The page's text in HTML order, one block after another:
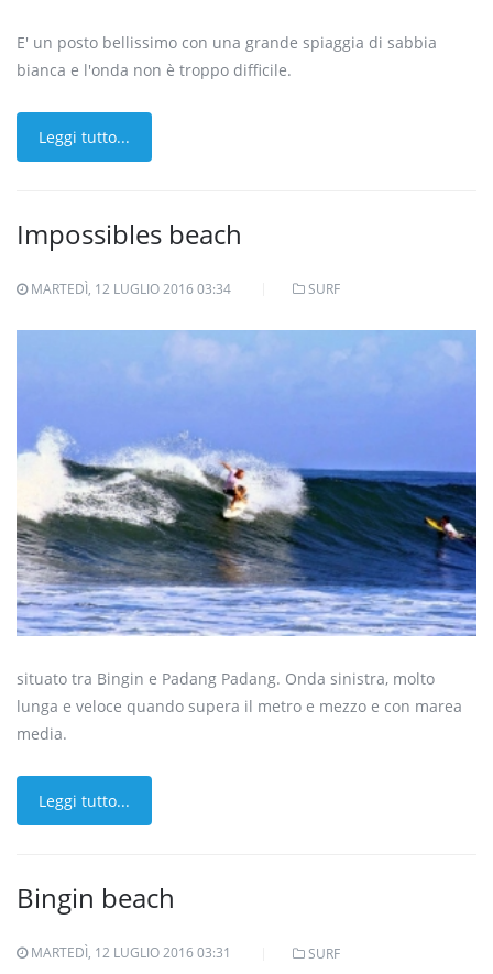
E' un posto bellissimo con una grande spiaggia di sabbia
bianca e l'onda non è troppo difficile.
Leggi tutto...
Impossibles beach
MARTEDÌ, 12 LUGLIO 2016 03:34 SURF
situato tra Bingin e Padang Padang. Onda sinistra, molto
lunga e veloce quando supera il metro e mezzo e con marea
media.
Leggi tutto...
Bingin beach
MARTEDÌ, 12 LUGLIO 2016 03:31 SURF